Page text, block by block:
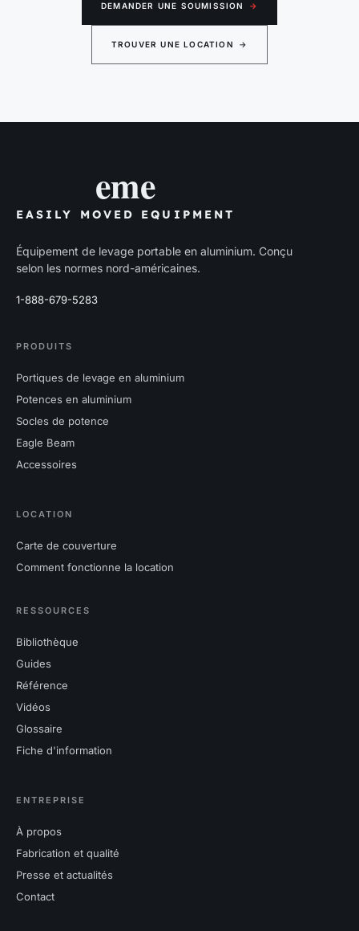
DEMANDER UNE SOUMISSION →
TROUVER UNE LOCATION →
eme
EASILY MOVED EQUIPMENT
Équipement de levage portable en aluminium. Conçu
selon les normes nord-américaines.
1-888-679-5283
PRODUITS
Portiques de levage en aluminium
Potences en aluminium
Socles de potence
Eagle Beam
Accessoires
LOCATION
Carte de couverture
Comment fonctionne la location
RESSOURCES
Bibliothèque
Guides
Référence
Vidéos
Glossaire
Fiche d'information
ENTREPRISE
À propos
Fabrication et qualité
Presse et actualités
Contact